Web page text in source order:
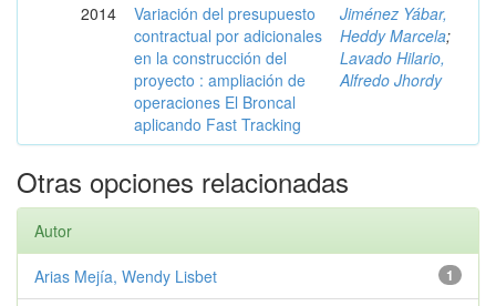
2014
Variación del presupuesto
contractual por adicionales
en la construcción del
proyecto : ampliación de
operaciones El Broncal
aplicando Fast Tracking
Jiménez Yábar,
Heddy Marcela;
Lavado Hilario,
Alfredo Jhordy
Otras opciones relacionadas
Autor
1
Arias Mejía, Wendy Lisbet